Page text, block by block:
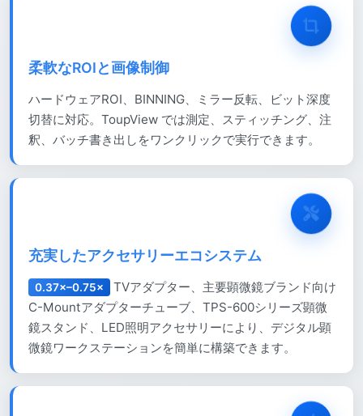
柔軟なROIと画像制御
ハードウェアROI、BINNING、ミラー反転、ビット深度
切替に対応。ToupView では測定、スティッチング、注
釈、バッチ書き出しをワンクリックで実行できます。
充実したアクセサリーエコシステム
0.37×–0.75×
TVアダプター、主要顕微鏡ブランド向け
C-Mountアダプターチューブ、TPS-600シリーズ顕微
鏡スタンド、LED照明アクセサリーにより、デジタル顕
微鏡ワークステーションを簡単に構築できます。